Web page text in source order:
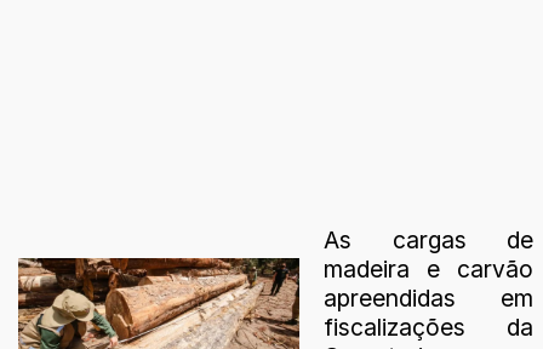
As cargas de
madeira e carvão
apreendidas em
fiscalizações da